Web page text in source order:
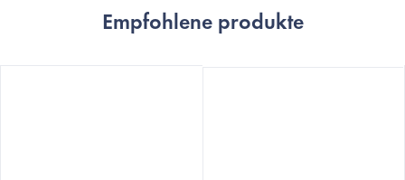
Empfohlene produkte